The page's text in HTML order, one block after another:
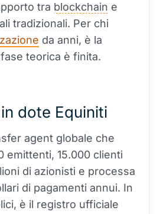
tra blockchain e
tradizionali. Per chi
da anni, è la
teorica è finita.
dote Equiniti
agent globale che
emittenti, 15.000 clienti
di azionisti e processa
di pagamenti annui. In
è il registro ufficiale